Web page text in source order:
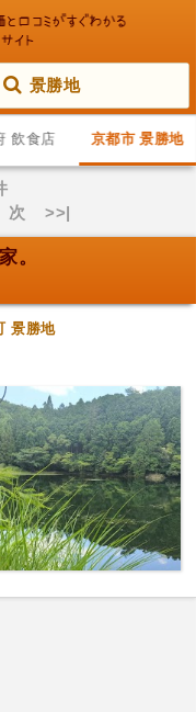
景勝地
飲食店 京都市 景勝地
次 >>|
。
景勝地